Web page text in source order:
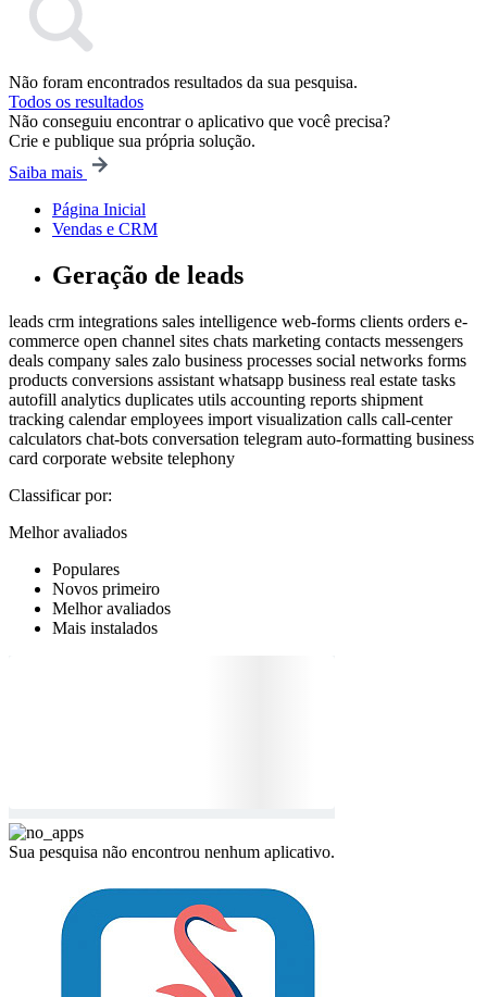
Não foram encontrados resultados da sua pesquisa.
Todos os resultados
Não conseguiu encontrar o aplicativo que você precisa?
Crie e publique sua própria solução.
Saiba mais
Página Inicial
Vendas e CRM
Geração de leads
leads crm integrations sales intelligence web-forms clients orders e-
commerce open channel sites chats marketing contacts messengers
deals company sales zalo business processes social networks forms
products conversions assistant whatsapp business real estate tasks
autofill analytics duplicates utils accounting reports shipment
tracking calendar employees import visualization calls call-center
calculators chat-bots conversation telegram auto-formatting business
card corporate website telephony
Classificar por:
Melhor avaliados
Populares
Novos primeiro
Melhor avaliados
Mais instalados
Sua pesquisa não encontrou nenhum aplicativo.